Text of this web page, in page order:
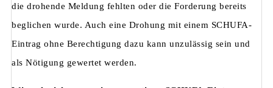
die drohende Meldung fehlten oder die Forderung bereits
beglichen wurde. Auch eine Drohung mit einem SCHUFA-
Eintrag ohne Berechtigung dazu kann unzulässig sein und
als Nötigung gewertet werden.